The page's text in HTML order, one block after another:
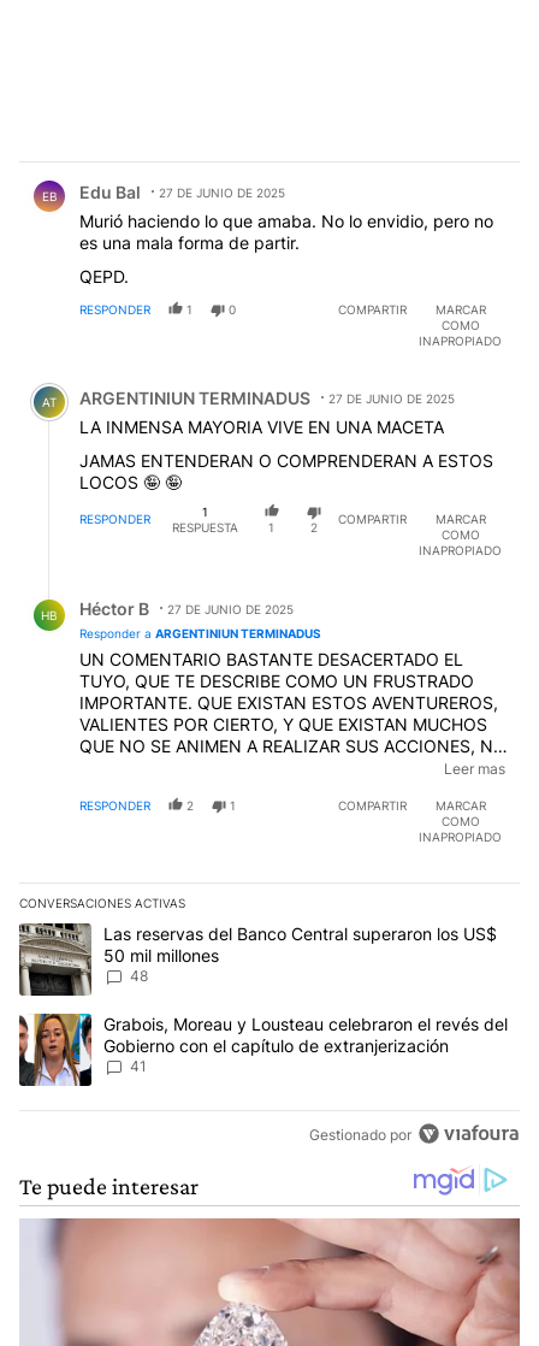
EB Edu Bal 27 DE JUNIO DE 2025
Murió haciendo lo que amaba. No lo envidio, pero no
es una mala forma de partir.
QEPD.
RESPONDER 1 0 COMPARTIR
MARCAR
COMO
INAPROPIADO
Comentario de ARGENTINIUN TERMINADUS.
AT ARGENTINIUN TERMINADUS 27 DE JUNIO DE 2025
LA INMENSA MAYORIA VIVE EN UNA MACETA
JAMAS ENTENDERAN O COMPRENDERAN A ESTOS
LOCOS 🤪 🤪
RESPONDER
1
RESPUESTA
1 2
COMPARTIR
MARCAR
COMO
INAPROPIADO
HB Héctor B
27 DE JUNIO DE 2025
Responder a ARGENTINIUN TERMINADUS
UN COMENTARIO BASTANTE DESACERTADO EL
TUYO, QUE TE DESCRIBE COMO UN FRUSTRADO
IMPORTANTE. QUE EXISTAN ESTOS AVENTUREROS,
VALIENTES POR CIERTO, Y QUE EXISTAN MUCHOS
QUE NO SE ANIMEN A REALIZAR SUS ACCIONES, NO
LOS DESCALIFICA COMO VOS LO HACES CON TU
MUCHOS LOS ADMIRAN. LE DEBES UNA DISCULPA A
Leer mas
RESPONDER 2 1 COMPARTIR
MARCAR
COMO
INAPROPIADO
CONVERSACIONES ACTIVAS
Este listado muestra los artículos con más comentarios en los
Un artículo de tendencia con el título "Las reservas del Banco
Las reservas del Banco Central superaron los US$
50 mil millones
48
Un artículo de tendencia con el título "Grabois, Moreau y
Grabois, Moreau y Lousteau celebraron el revés del
Gobierno con el capítulo de extranjerización
41
Gestionado por